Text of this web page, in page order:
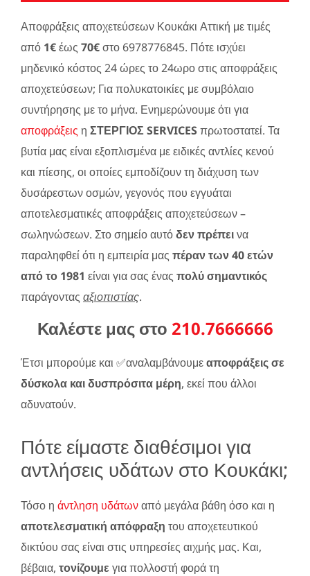
Αποφράξεις αποχετεύσεων Κουκάκι Αττική με τιμές
από 1€έως 70€στο 6978776845. Πότε ισχύει
μηδενικό κόστος 24 ώρες το 24ωρο στις αποφράξεις
αποχετεύσεων; Για πολυκατοικίες με συμβόλαιο
συντήρησης με το μήνα. Ενημερώνουμε ότι για
αποφράξεις η ΣΤΕΡΓΙΟΣ SERVICES πρωτοστατεί. Τα
βυτία μας είναι εξοπλισμένα με ειδικές αντλίες κενού
και πίεσης, οι οποίες εμποδίζουν τη διάχυση των
δυσάρεστων οσμών, γεγονός που εγγυάται
αποτελεσματικές αποφράξεις αποχετεύσεων –
σωληνώσεων. Στο σημείο αυτόδεν πρέπεινα
παραληφθεί ότι η εμπειρία μας πέραν των 40 ετών
από το 1981 είναι για σας ένας πολύ σημαντικός
παράγοντας αξιοπιστίας.
Καλέστε μας στο 210.7666666
Έτσι μπορούμε και ✅αναλαμβάνουμεαποφράξεις σε
δύσκολα και δυσπρόσιτα μέρη, εκεί που άλλοι
αδυνατούν.
Πότε είμαστε διαθέσιμοι για
αντλήσεις υδάτων στο Κουκάκι;
Τόσο η άντληση υδάτωναπό μεγάλα βάθη όσο και η
αποτελεσματική απόφραξη του αποχετευτικού
δικτύου σας είναι στις υπηρεσίες αιχμής μας. Και,
βέβαια, τονίζουμε για πολλοστή φορά τη